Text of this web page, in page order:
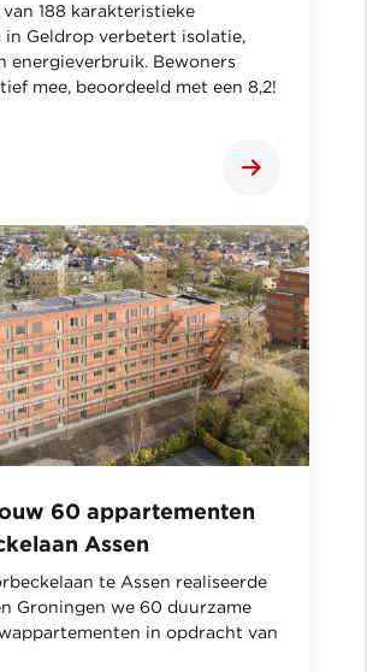
188 karakteristieke
in Geldrop verbetert isolatie,
energieverbruik. Bewoners
mee, beoordeeld met een 8,2!
60 appartementen
Assen
te Assen realiseerde
Groningen we 60 duurzame
in opdracht van